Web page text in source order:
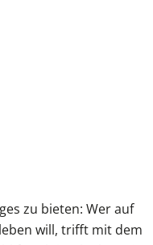
zu bieten: Wer auf
will, trifft mit dem